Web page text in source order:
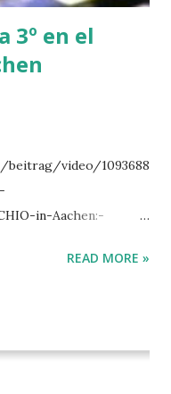
3º en el
beitrag/video/1093688
in-Aachen:-
READ MORE »